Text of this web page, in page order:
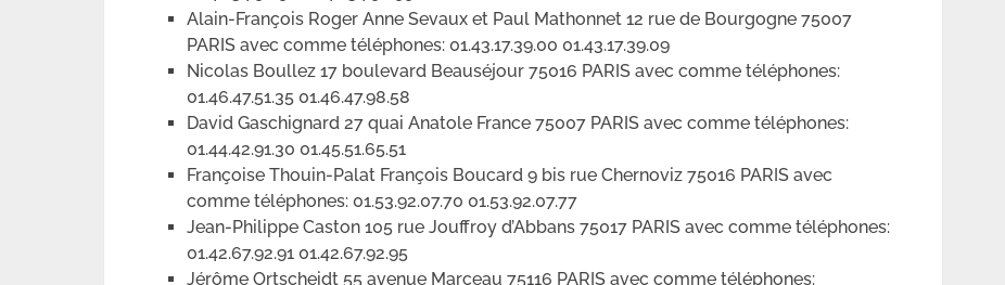
Alain-François Roger Anne Sevaux et Paul Mathonnet 12 rue de Bourgogne 75007
PARIS avec comme téléphones: 01.43.17.39.00 01.43.17.39.09
Nicolas Boullez 17 boulevard Beauséjour 75016 PARIS avec comme téléphones:
01.46.47.51.35 01.46.47.98.58
David Gaschignard 27 quai Anatole France 75007 PARIS avec comme téléphones:
01.44.42.91.30 01.45.51.65.51
Françoise Thouin-Palat François Boucard 9 bis rue Chernoviz 75016 PARIS avec
comme téléphones: 01.53.92.07.70 01.53.92.07.77
Jean-Philippe Caston 105 rue Jouffroy d’Abbans 75017 PARIS avec comme téléphones:
01.42.67.92.91 01.42.67.92.95
Jérôme Ortscheidt 55 avenue Marceau 75116 PARIS avec comme téléphones: